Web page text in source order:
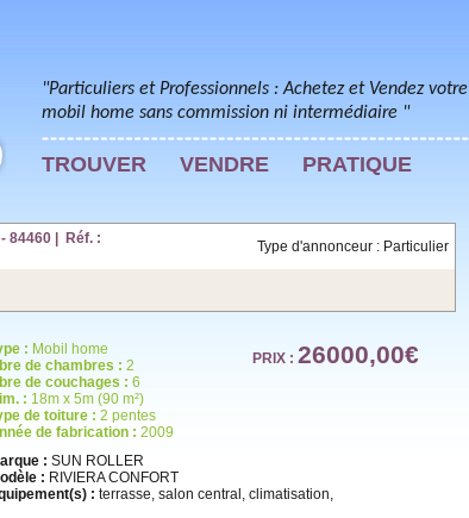
"Particuliers et Professionnels : Achetez et Vendez votre
mobil home sans commission ni intermédiaire "
TROUVER VENDRE PRATIQUE
84460 | Réf. :
Type d'annonceur : Particulier
: Mobil home
de chambres : 2
de couchages : 6
: 18m x 5m (90 m²)
de toiture : 2 pentes
de fabrication : 2009
PRIX : 26000,00€
: SUN ROLLER
: RIVIERA CONFORT
: terrasse, salon central, climatisation,